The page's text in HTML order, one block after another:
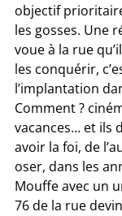
objectif
les gosses. Une
voue à la rue
les conquérir,
l’implantation
Comment ?
vacances… et ils
avoir la foi, de
oser, dans les
Mouffe avec un
76 de la rue